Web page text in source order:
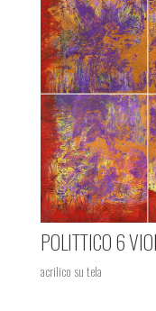
POLITTICO 6
acrilico su tela